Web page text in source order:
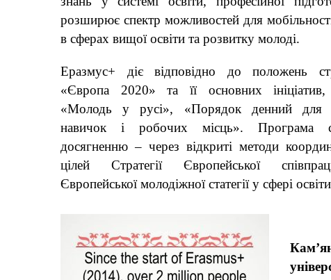
розширює спектр можливостей для
в сферах вищої освіти та розвитку молоді.
Еразмус+ діє відповідно до положень
«Європа 2020» та її основних
«Молодь у русі», «Порядок денний для
навичок і робочих місць». Програма
досягненню – через відкриті методи
цілей Стратегії Європейської
Європейської молодіжної статегії у сфері